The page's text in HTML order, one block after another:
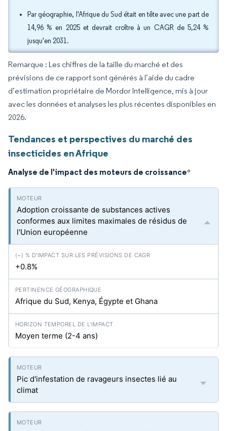
Par géographie, l'Afrique du Sud était en tête avec une part de
14,96 % en 2025 et devrait croître à un CAGR de 5,24 %
jusqu'en 2031.
Remarque : Les chiffres de la taille du marché et des
prévisions de ce rapport sont générés à l’aide du cadre
d’estimation propriétaire de Mordor Intelligence, mis à jour
avec les données et analyses les plus récentes disponibles en
2026.
Tendances et perspectives du marché des
insecticides en Afrique
Analyse de l'impact des moteurs de croissance*
Adoption croissante de substances actives
conformes aux limites maximales de résidus de
l'Union européenne
+0.8%
Afrique du Sud, Kenya, Égypte et Ghana
Moyen terme (2-4 ans)
Pic d'infestation de ravageurs insectes lié au
climat